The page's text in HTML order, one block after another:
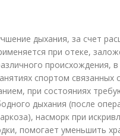
дыхания, за счет
при отеке,
происхождения,
спортом связанных с
при состояниях
дыхания (после
насморк при
помогает уменьшить